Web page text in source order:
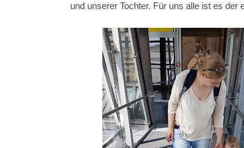
und unserer Tochter. Für uns alle ist es